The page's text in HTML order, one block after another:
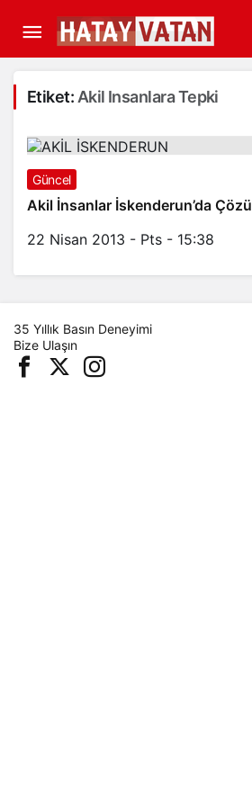
Etiket: Akil Insanlara Tepki
Güncel
Akil İnsanlar İskenderun’da
22 Nisan 2013 - Pts - 15:38
35 Yıllık Basın Deneyimi
Bize Ulaşın